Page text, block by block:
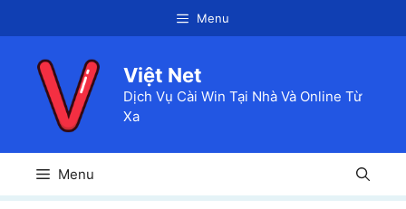
đến
Menu
Việt Net
Dịch Vụ Cài Win Tại Nhà Và Online Từ
Xa
Menu